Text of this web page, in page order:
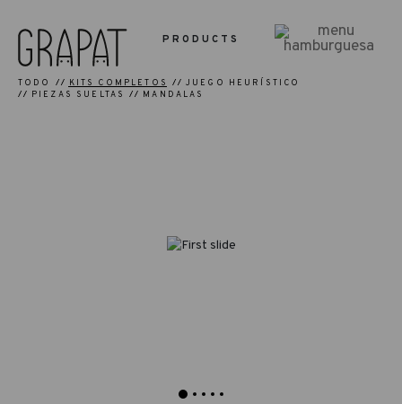
PRODUCTS
TODO KITS COMPLETOS
JUEGO HEURÍSTICO
PIEZAS SUELTAS
MANDALAS